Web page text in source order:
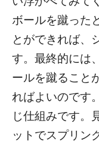
ボールを蹴った
とができれば、
す。最終的には
ールを蹴ること
ればよいのです
じ仕組みです。
ットでスプリン